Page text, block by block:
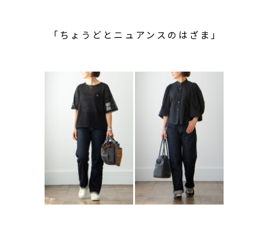
「ちょうどとニュアンスのはざま」